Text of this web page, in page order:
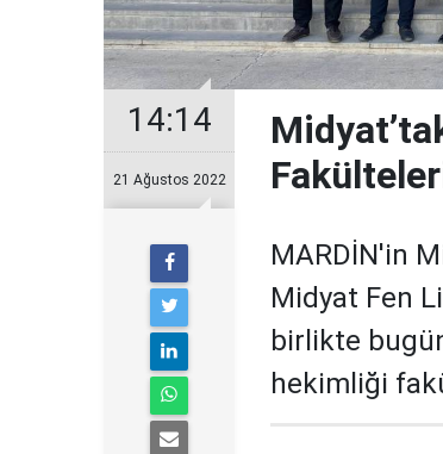
14:14
21 Ağustos 2022
MARDİN'in
Midyat Fen
birlikte
hekimliği